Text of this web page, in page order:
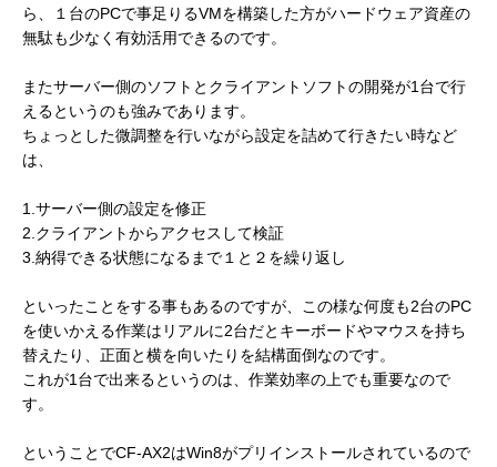
ら、１台のPCで事足りるVMを構築した方がハードウェア資産の
無駄も少なく有効活用できるのです。
またサーバー側のソフトとクライアントソフトの開発が1台で行
えるというのも強みであります。
ちょっとした微調整を行いながら設定を詰めて行きたい時など
は、
1.サーバー側の設定を修正
2.クライアントからアクセスして検証
3.納得できる状態になるまで１と２を繰り返し
といったことをする事もあるのですが、この様な何度も2台のPC
を使いかえる作業はリアルに2台だとキーボードやマウスを持ち
替えたり、正面と横を向いたりを結構面倒なのです。
これが1台で出来るというのは、作業効率の上でも重要なので
す。
ということでCF-AX2はWin8がプリインストールされているので